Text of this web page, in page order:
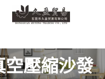
空壓縮沙發